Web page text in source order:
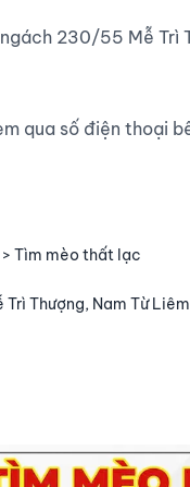
230/55 Mễ Trì
qua số điện thoại
Tìm mèo thất lạc
Thượng, Nam Từ